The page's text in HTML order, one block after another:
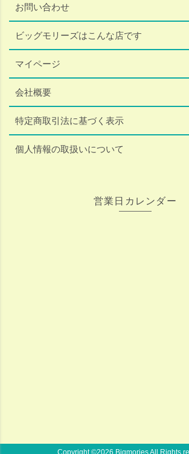
お問い合わせ
ビッグモリーズはこんな店です
マイページ
会社概要
特定商取引法に基づく表示
個人情報の取扱いについて
営業日カレンダー
Copyright ©2026 Bigmories All Rights